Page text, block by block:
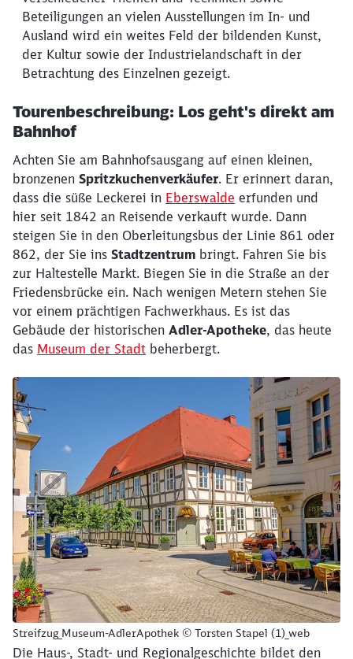
Beteiligungen an vielen Ausstellungen im In- und
Ausland wird ein weites Feld der bildenden Kunst,
der Kultur sowie der Industrielandschaft in der
Betrachtung des Einzelnen gezeigt.
Tourenbeschreibung: Los geht's direkt am
Bahnhof
Achten Sie am Bahnhofsausgang auf einen kleinen,
bronzenen Spritzkuchenverkäufer. Er erinnert daran,
dass die süße Leckerei in Eberswalde erfunden und
hier seit 1842 an Reisende verkauft wurde. Dann
steigen Sie in den Oberleitungsbus der Linie 861 oder
862, der Sie ins Stadtzentrum bringt. Fahren Sie bis
zur Haltestelle Markt. Biegen Sie in die Straße an der
Friedensbrücke ein. Nach wenigen Metern stehen Sie
vor einem prächtigen Fachwerkhaus. Es ist das
Gebäude der historischen Adler-Apotheke, das heute
das Museum der Stadt beherbergt.
Streifzug_Museum-AdlerApothek © Torsten Stapel (1)_web
Die Haus-, Stadt- und Regionalgeschichte bildet den